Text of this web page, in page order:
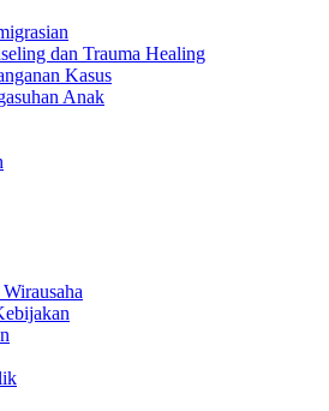
dan Trauma Healing
Kasus
Anak